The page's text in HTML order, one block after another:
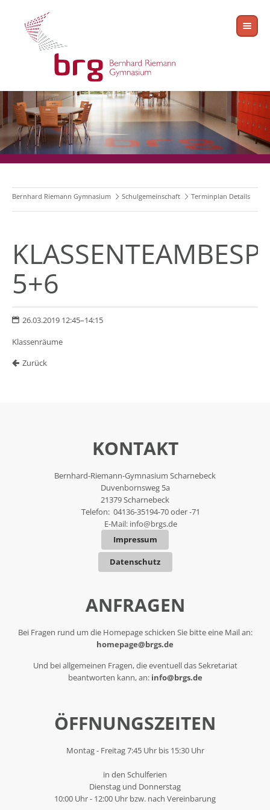
Bernhard Riemann Gymnasium Schulgemeinschaft Terminplan Details
5+6
26.03.2019 12:45–14:15
Klassenräume
Zurück
KONTAKT
Bernhard-Riemann-Gymnasium Scharnebeck
Duvenbornsweg 5a
21379 Scharnebeck
Telefon: 04136-35194-70 oder -71
E-Mail: info@brgs.de
Impressum
Datenschutz
ANFRAGEN
Bei Fragen rund um die Homepage schicken Sie bitte eine Mail an:
homepage@brgs.de
Und bei allgemeinen Fragen, die eventuell das Sekretariat
beantworten kann, an: info@brgs.de
ÖFFNUNGSZEITEN
Montag - Freitag 7:45 Uhr bis 15:30 Uhr
in den Schulferien
Dienstag und Donnerstag
10:00 Uhr - 12:00 Uhr bzw. nach Vereinbarung